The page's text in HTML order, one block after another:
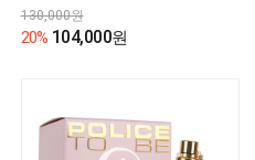
130,000원
20% 104,000원